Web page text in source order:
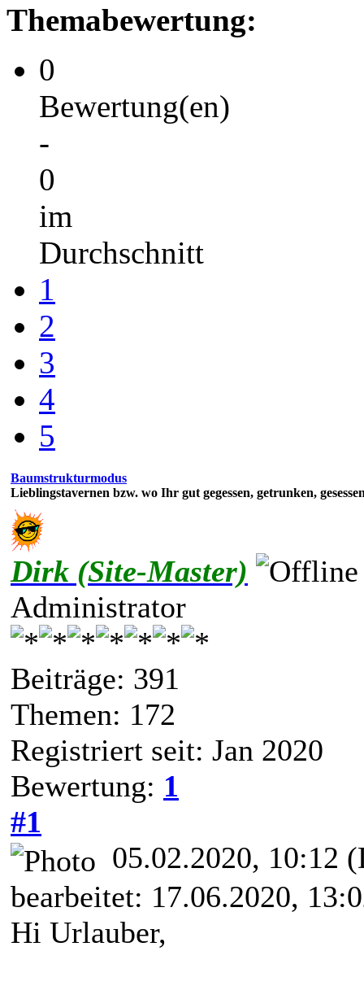
Themabewertung:
0
Bewertung(en)
-
0
im
Durchschnitt
1
2
3
4
5
Baumstrukturmodus
Lieblingstavernen bzw. wo Ihr gut gegessen, getrunken,
Dirk (Site-Master)
Administrator
Beiträge: 391
Themen: 172
Registriert seit: Jan 2020
Bewertung: 1
#1
05.02.2020, 10:12
bearbeitet: 17.06.2020,
Hi Urlauber,